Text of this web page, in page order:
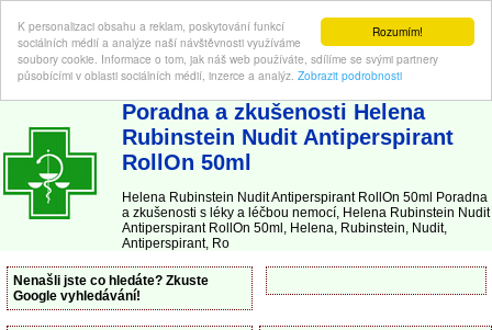
Rozumím!
K personalizaci obsahu a reklam, poskytování funkcí
sociálních médií a analýze naší návštěvnosti využíváme
soubory cookie. Informace o tom, jak náš web používáte, sdílíme se svými partnery
působícími v oblasti sociálních médií, inzerce a analýz. Zobrazit podrobnosti
ABC-LEKARNA.cz | Poradna a zkušenosti s léky a léčbou nemocí
Poradna a zkušenosti Helena
Rubinstein Nudit Antiperspirant
RollOn 50ml
Helena Rubinstein Nudit Antiperspirant RollOn 50ml Poradna
a zkušenosti s léky a léčbou nemocí, Helena Rubinstein Nudit
Antiperspirant RollOn 50ml, Helena, Rubinstein, Nudit,
Antiperspirant, Ro
Nenašli jste co hledáte? Zkuste
Google vyhledávání!